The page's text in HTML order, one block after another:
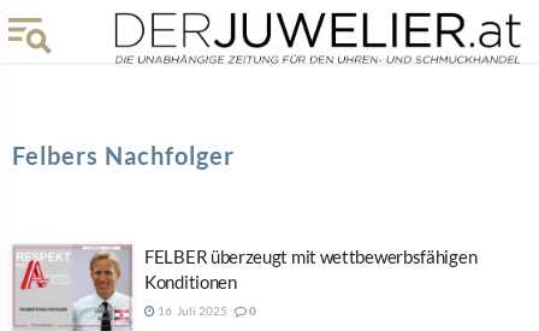
Felbers Nachfolger
FELBER überzeugt mit wettbewerbsfähigen
Konditionen
16. Juli 2025 0